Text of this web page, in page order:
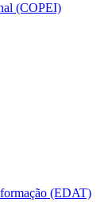
(COPEI)
(EDAT)